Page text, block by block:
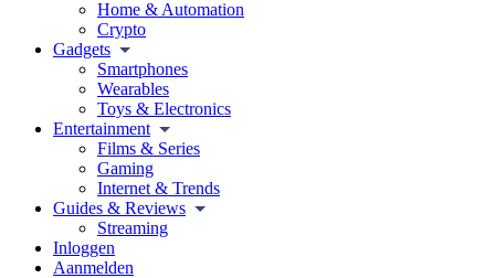
Home & Automation
Crypto
Gadgets
Smartphones
Wearables
Toys & Electronics
Entertainment
Films & Series
Gaming
Internet & Trends
Guides & Reviews
Streaming
Inloggen
Aanmelden